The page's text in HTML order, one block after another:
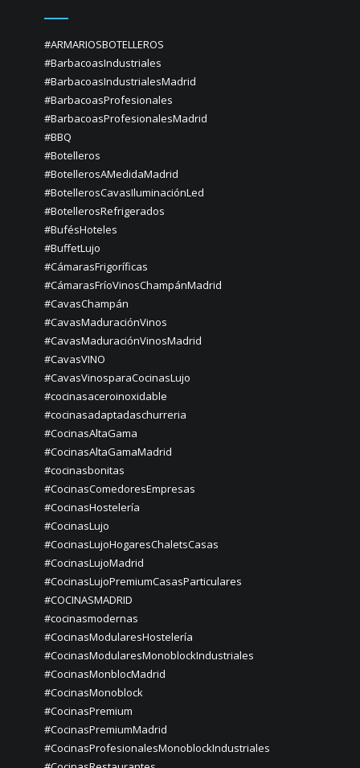
#ARMARIOSBOTELLEROS
#BarbacoasIndustriales
#BarbacoasIndustrialesMadrid
#BarbacoasProfesionales
#BarbacoasProfesionalesMadrid
#BBQ
#Botelleros
#BotellerosAMedidaMadrid
#BotellerosCavasIluminaciónLed
#BotellerosRefrigerados
#BufésHoteles
#BuffetLujo
#CámarasFrigoríficas
#CámarasFríoVinosChampánMadrid
#CavasChampán
#CavasMaduraciónVinos
#CavasMaduraciónVinosMadrid
#CavasVINO
#CavasVinosparaCocinasLujo
#cocinasaceroinoxidable
#cocinasadaptadaschurreria
#CocinasAltaGama
#CocinasAltaGamaMadrid
#cocinasbonitas
#CocinasComedoresEmpresas
#CocinasHostelería
#CocinasLujo
#CocinasLujoHogaresChaletsCasas
#CocinasLujoMadrid
#CocinasLujoPremiumCasasParticulares
#COCINASMADRID
#cocinasmodernas
#CocinasModularesHostelería
#CocinasModularesMonoblockIndustriales
#CocinasMonblocMadrid
#CocinasMonoblock
#CocinasPremium
#CocinasPremiumMadrid
#CocinasProfesionalesMonoblockIndustriales